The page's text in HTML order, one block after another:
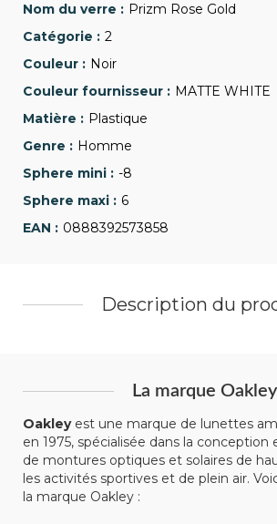
Prizm Rose Gold
2
Noir
MATTE WHITE
Plastique
Homme
-8
6
0888392573858
Description du
La marque Oakley
Oakleyest une marque de lunettes
en 1975, spécialisée dans la conception
de montures optiques et solaires de
les activités sportives et de plein air.
la marque Oakley :